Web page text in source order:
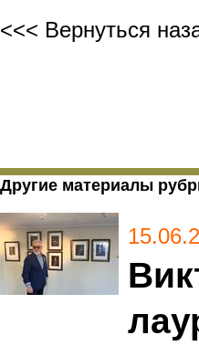
<<< Вернуться
Другие материалы